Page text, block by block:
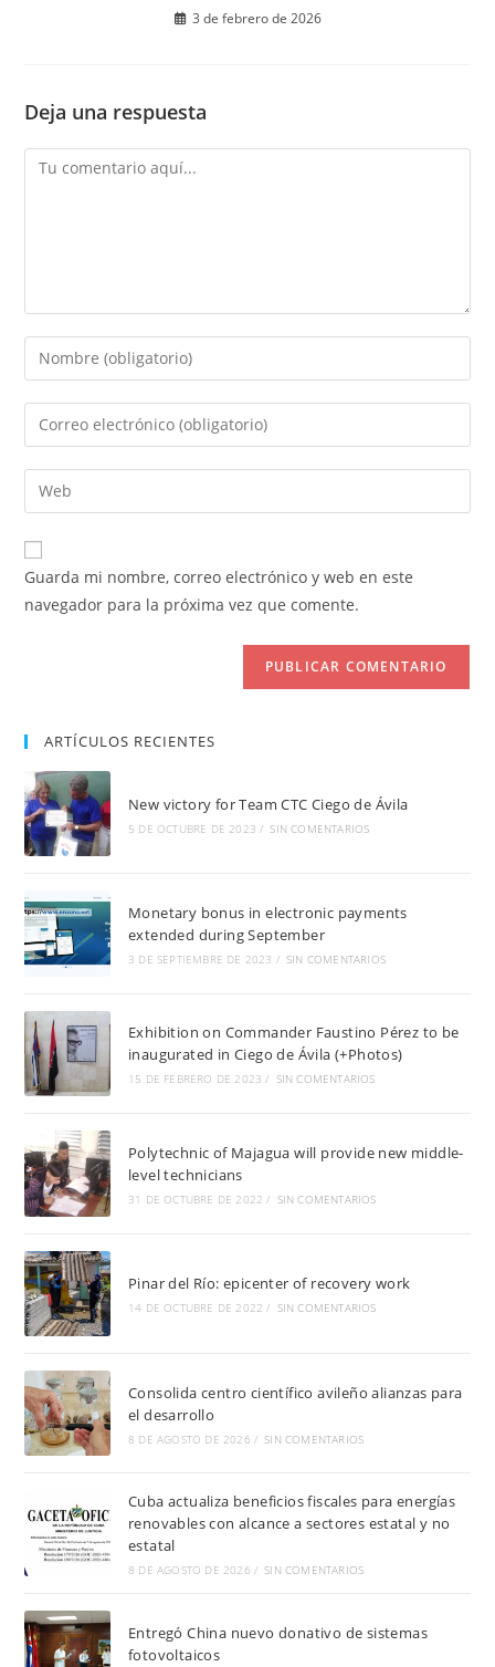
3 de febrero de 2026
Deja una respuesta
Comentario
Introduce
tu
nombre
de
usuario
para
comentar
Introduce
tu
dirección
de
electrónico
para
comentar
Introduce
la
URL
de
Guarda mi nombre, correo electrónico y web en este
navegador para la próxima vez que comente.
ARTÍCULOS RECIENTES
New victory for Team CTC Ciego de Ávila
5 DE OCTUBRE DE 2023 / SIN COMENTARIOS
Monetary bonus in electronic payments
extended during September
3 DE SEPTIEMBRE DE 2023 / SIN COMENTARIOS
Exhibition on Commander Faustino Pérez to be
inaugurated in Ciego de Ávila (+Photos)
15 DE FEBRERO DE 2023 / SIN COMENTARIOS
Polytechnic of Majagua will provide new middle-
level technicians
31 DE OCTUBRE DE 2022 / SIN COMENTARIOS
Pinar del Río: epicenter of recovery work
14 DE OCTUBRE DE 2022 / SIN COMENTARIOS
Consolida centro científico avileño alianzas para
el desarrollo
8 DE AGOSTO DE 2026 / SIN COMENTARIOS
Cuba actualiza beneficios fiscales para energías
renovables con alcance a sectores estatal y no
estatal
8 DE AGOSTO DE 2026 / SIN COMENTARIOS
Entregó China nuevo donativo de sistemas
fotovoltaicos